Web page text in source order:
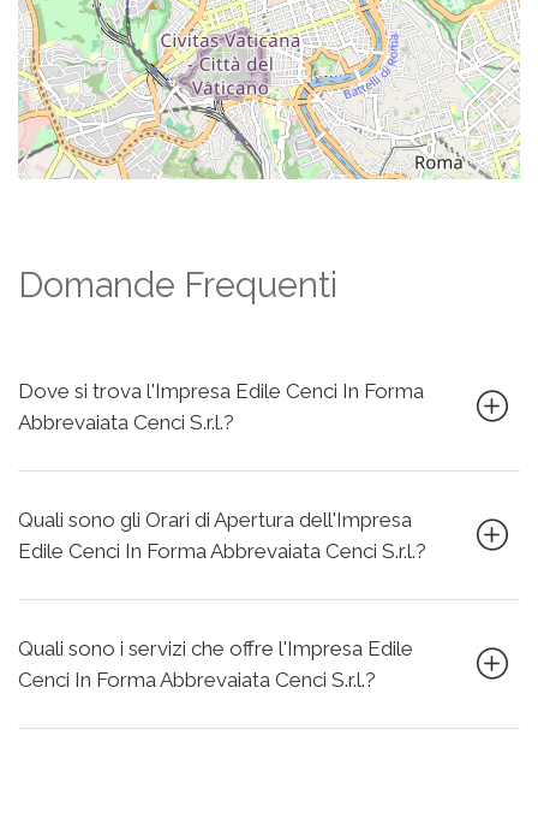
Domande Frequenti
Dove si trova l'Impresa Edile Cenci In Forma
Abbrevaiata Cenci S.r.l.?
Quali sono gli Orari di Apertura dell'Impresa
Edile Cenci In Forma Abbrevaiata Cenci S.r.l.?
Quali sono i servizi che offre l'Impresa Edile
Cenci In Forma Abbrevaiata Cenci S.r.l.?